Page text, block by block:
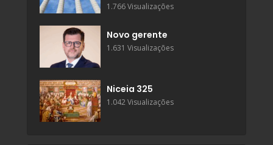
1.766 Visualizações
Novo gerente
1.631 Visualizações
Niceia 325
1.042 Visualizações